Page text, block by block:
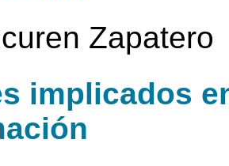
Zapatero
implicados